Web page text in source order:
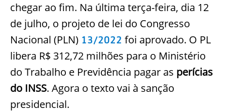
chegar ao fim. Na última terça-feira, dia 12
de julho, o projeto de lei do Congresso
Nacional (PLN) 13/2022 foi aprovado. O PL
libera R$ 312,72 milhões para o Ministério
do Trabalho e Previdência pagar as perícias
do INSS. Agora o texto vai à sanção
presidencial.